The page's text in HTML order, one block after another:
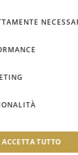
n. 2
Secondo dei
Prima
ACCETTA TUTTO